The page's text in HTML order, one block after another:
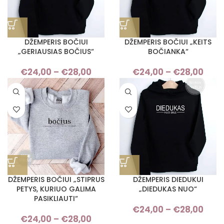
DŽEMPERIS BOČIUI
„GERIAUSIAS BOČIUS“
€24,00 – €28,00
range:
€24,00
through
€28,00
DŽEMPERIS BOČIUI „KEITS
BOČIANKA“
€24,00 – €28,00
DŽEMPERIS BOČIUI „STIPRUS
PETYS, KURIUO GALIMA
PASIKLIAUTI“
€24,00 – €28,00
DŽEMPERIS DIEDUKUI
„DIEDUKAS NUO“
€24,00 – €28,00